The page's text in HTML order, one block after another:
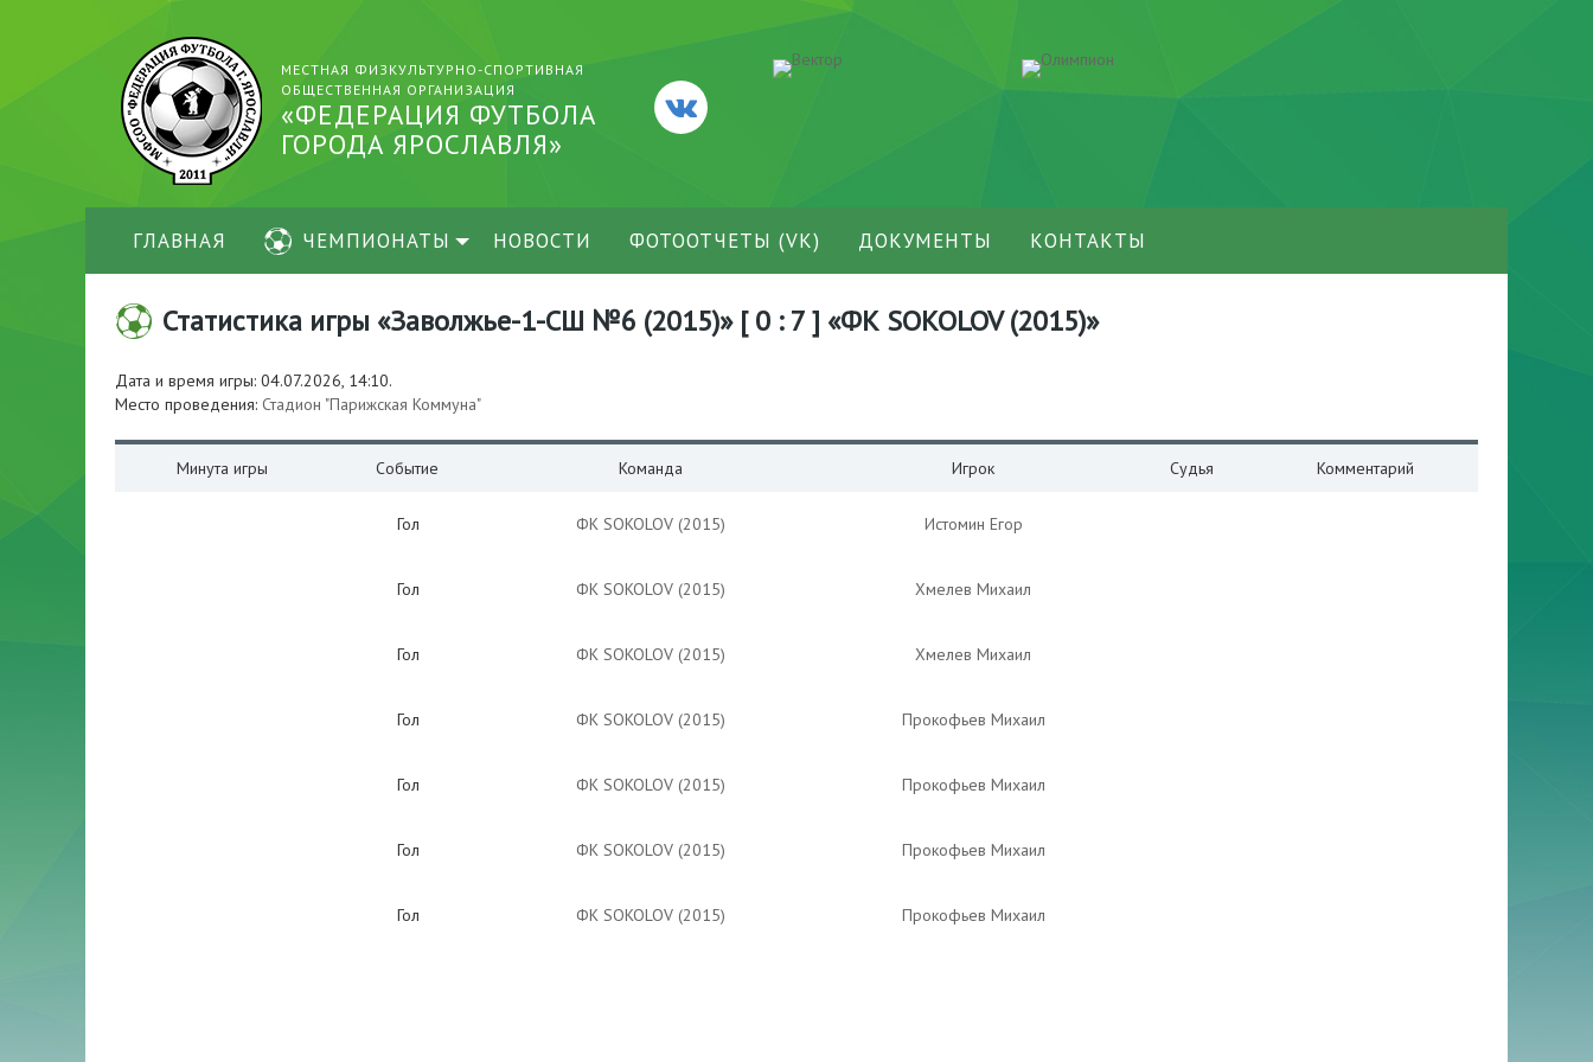
МЕСТНАЯ ФИЗКУЛЬТУРНО-СПОРТИВНАЯ
ОБЩЕСТВЕННАЯ ОРГАНИЗАЦИЯ
«ФЕДЕРАЦИЯ ФУТБОЛА
ГОРОДА ЯРОСЛАВЛЯ»
ГЛАВНАЯ ЧЕМПИОНАТЫ НОВОСТИ ФОТООТЧЕТЫ (VK) ДОКУМЕНТЫ КОНТАКТЫ
Статистика игры «Заволжье-1-СШ №6 (2015)» [ 0 : 7 ] «ФК SOKOLOV (2015)»
Дата и время игры: 04.07.2026, 14:10.
Место проведения: Стадион "Парижская Коммуна"
Минута игры Событие Команда Игрок Судья Комментарий
Гол ФК SOKOLOV (2015) Истомин Егор
Гол ФК SOKOLOV (2015) Хмелев Михаил
Гол ФК SOKOLOV (2015) Хмелев Михаил
Гол ФК SOKOLOV (2015) Прокофьев Михаил
Гол ФК SOKOLOV (2015) Прокофьев Михаил
Гол ФК SOKOLOV (2015) Прокофьев Михаил
Гол ФК SOKOLOV (2015) Прокофьев Михаил